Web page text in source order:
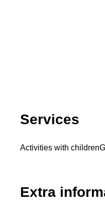
Services
Activities with children
Extra